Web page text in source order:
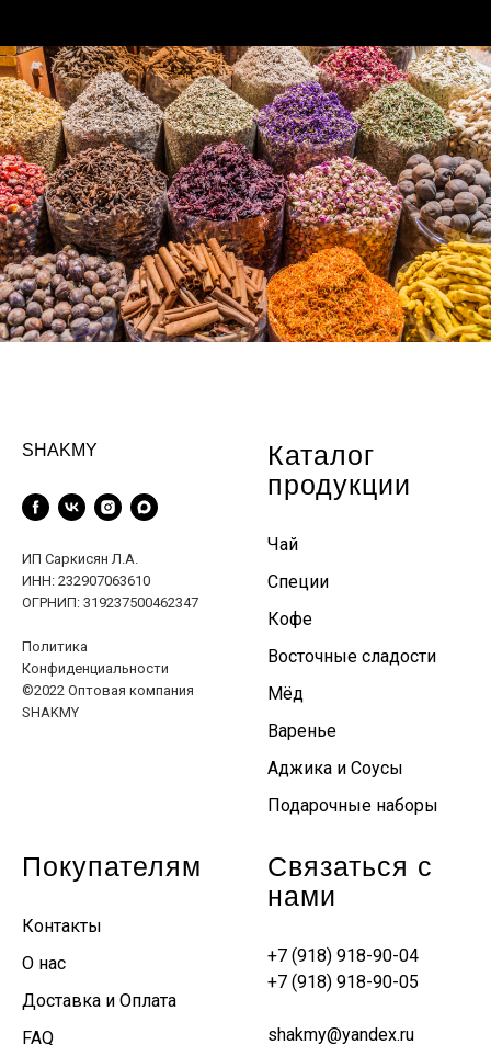
SHAKMY
ИП Саркисян Л.А.
ИНН: 232907063610
ОГРНИП: 319237500462347
Политика
Конфиденциальности
©2022 Оптовая компания
SHAKMY
Каталог
продукции
Чай
Специи
Кофе
Восточные сладости
Мёд
Варенье
Аджика и Соусы
Подарочные наборы
Покупателям
Контакты
О нас
Доставка и Оплата
FAQ
Связаться с
нами
+7 (918) 918-90-04
+7 (918) 918-90-05
shakmy@yandex.ru